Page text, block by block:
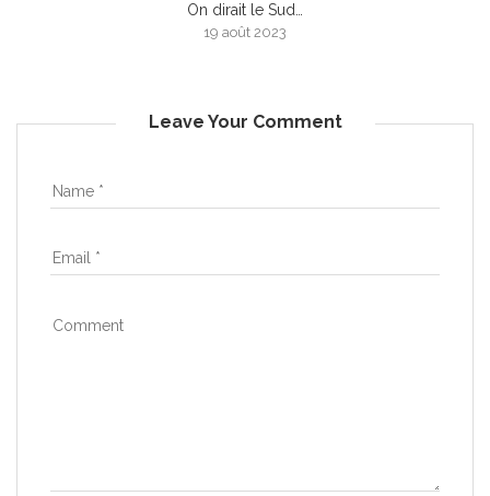
On dirait le Sud…
19 août 2023
Leave Your Comment